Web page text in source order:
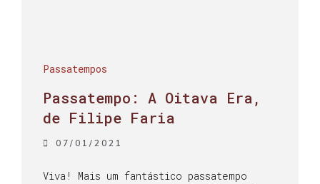
Passatempos
Passatempo: A Oitava Era,
de Filipe Faria
07/01/2021
Viva! Mais um fantástico passatempo